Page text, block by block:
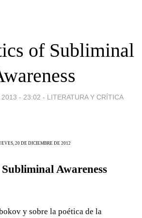
of Subliminal
2013 - 23:02 - LITERATURA Y CRÍTICA
20 DE DICIEMBRE DE 2012
Awareness
y sobre la poética de la